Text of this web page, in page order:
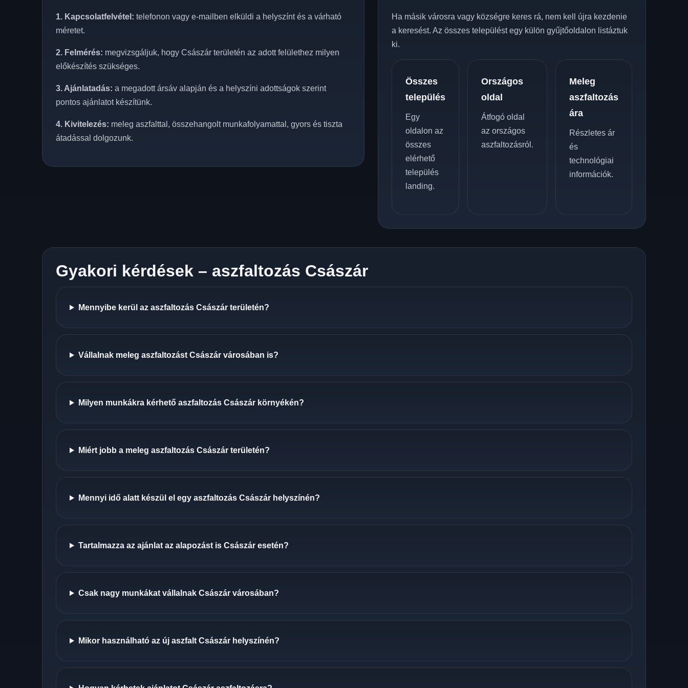
1. Kapcsolatfelvétel: telefonon vagy e-mailben elküldi a helyszínt és a várható
méretet.
2. Felmérés: megvizsgáljuk, hogy Császár területén az adott felülethez milyen
előkészítés szükséges.
3. Ajánlatadás: a megadott ársáv alapján és a helyszíni adottságok szerint
pontos ajánlatot készítünk.
4. Kivitelezés: meleg aszfalttal, összehangolt munkafolyamattal, gyors és tiszta
átadással dolgozunk.
Ha másik városra vagy községre keres rá, nem kell újra kezdenie
a keresést. Az összes települést egy külön gyűjtőoldalon listáztuk
ki.
Összes
település
Egy
oldalon az
összes
elérhető
település
landing.
Országos
oldal
Átfogó oldal
az országos
aszfaltozásról.
Meleg
aszfaltozás
ára
Részletes ár
és
technológiai
információk.
Gyakori kérdések – aszfaltozás Császár
Mennyibe kerül az aszfaltozás Császár területén?
Vállalnak meleg aszfaltozást Császár városában is?
Milyen munkákra kérhető aszfaltozás Császár környékén?
Miért jobb a meleg aszfaltozás Császár területén?
Mennyi idő alatt készül el egy aszfaltozás Császár helyszínén?
Tartalmazza az ajánlat az alapozást is Császár esetén?
Csak nagy munkákat vállalnak Császár városában?
Mikor használható az új aszfalt Császár helyszínén?